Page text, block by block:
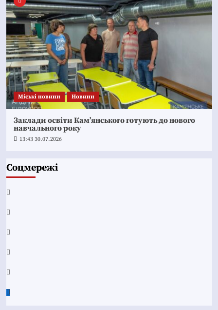
Mіські новини Новини
Заклади освіти Кам’янського готують до нового
навчального року
13:43 30.07.2026
Соцмережі
Facebook
YouTube
Telegram
Instagram
Twitter
Google